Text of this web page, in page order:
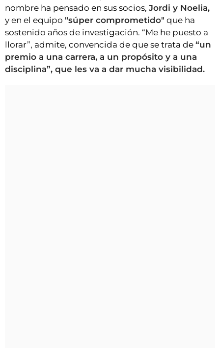
nombre ha pensado en sus socios, Jordi y Noelia,
y en el equipo "súper comprometido" que ha
sostenido años de investigación. “Me he puesto a
llorar”, admite, convencida de que se trata de “un
premio a una carrera, a un propósito y a una
disciplina”, que les va a dar mucha visibilidad.